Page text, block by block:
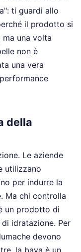
ti guardi allo
il prodotto si
una volta
non è
una vera
della
Le aziende
utilizzano
per indurre la
Ma chi controlla
un prodotto di
idratazione. Per
devono
la bava è un